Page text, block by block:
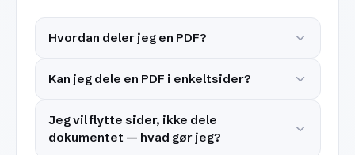
Hvordan deler jeg en PDF?
Kan jeg dele en PDF i enkeltsider?
Jeg vil flytte sider, ikke dele
dokumentet — hvad gør jeg?